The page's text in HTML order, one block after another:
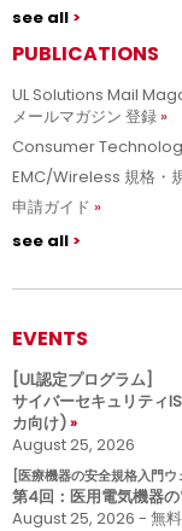
see all
PUBLICATIONS
UL Solutions Mail
メールマガジン 登録
Consumer
EMC/Wireless 規格・
申請ガイド
see all
EVENTS
[UL認定プログラム]
サイバーセキュリティ
カ向け)
August 25, 2026
[医療機器の安全規格入門
第4回：医用電気機器
August 25, 2026 - 無料